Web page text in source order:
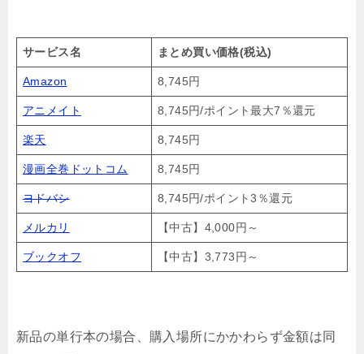
サービス名 まとめ買い価格(税込)
Amazon 8,745円
アニメイト 8,745円/ポイント最大7％還元
楽天 8,745円
漫画全巻ドットコム 8,745円
ヨドバシ 8,745円/ポイント3％還元
メルカリ 【中古】4,000円～
ブックオフ 【中古】3,773円～
新品の単行本の場合、購入場所にかかわらず金額は同